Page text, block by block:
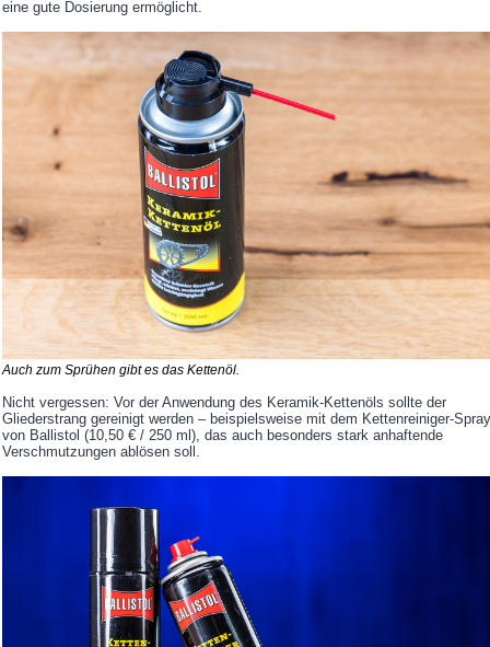
eine gute Dosierung ermöglicht.
Auch zum Sprühen gibt es das Kettenöl.
Nicht vergessen: Vor der Anwendung des Keramik-Kettenöls sollte der
Gliederstrang gereinigt werden – beispielsweise mit dem Kettenreiniger-Spray
von Ballistol (10,50 € / 250 ml), das auch besonders stark anhaftende
Verschmutzungen ablösen soll.